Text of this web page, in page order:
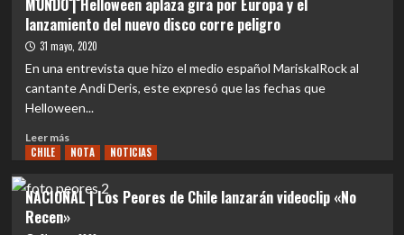
MUNDO | Helloween aplaza gira por Europa y el
lanzamiento del nuevo disco corre peligro
31 mayo, 2020
En una entrevista que hizo el medio español MariskalRock al
cantante Andi Deris, este expresó que las fechas que
Helloween...
Leer másLeer
más
MUNDO
|
Helloween
CHILE NOTA NOTICIAS
NACIONAL | Los Peores de Chile lanzarán videoclip «No
Recen»